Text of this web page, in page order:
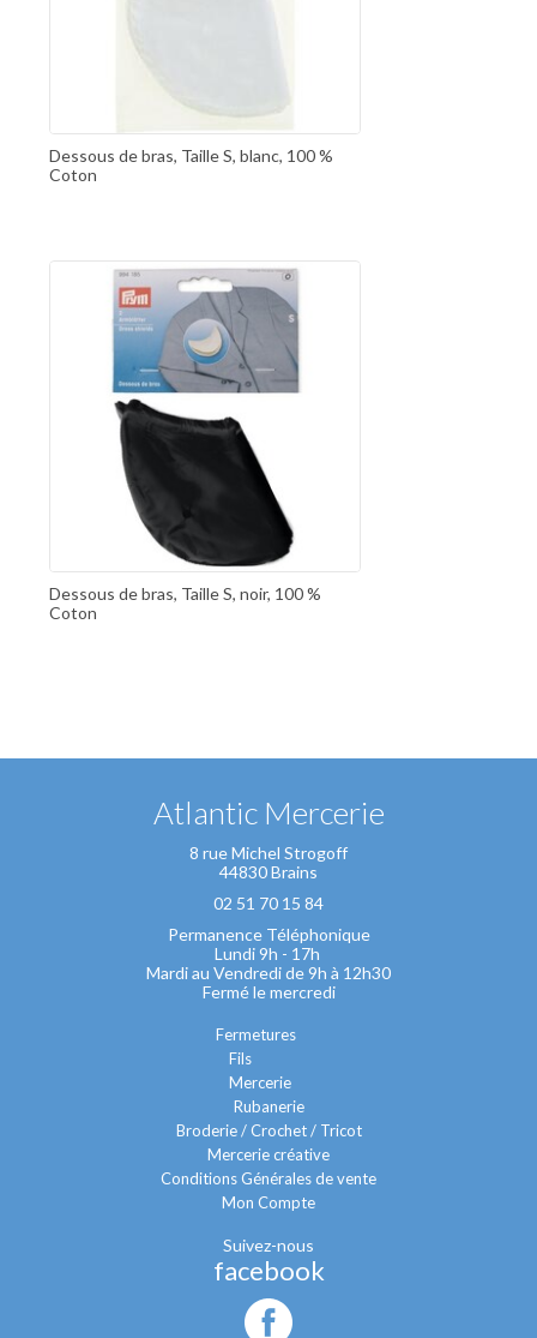
Dessous de bras, Taille S, blanc, 100 %
Coton
Dessous de bras, Taille S, noir, 100 %
Coton
Atlantic Mercerie
8 rue Michel Strogoff
44830 Brains
02 51 70 15 84
Permanence Téléphonique
Lundi 9h - 17h
Mardi au Vendredi de 9h à 12h30
Fermé le mercredi
Fermetures
Fils
Mercerie
Rubanerie
Broderie / Crochet / Tricot
Mercerie créative
Conditions Générales de vente
Mon Compte
Suivez-nous
facebook